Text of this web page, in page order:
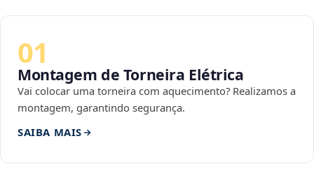
01
Montagem de Torneira Elétrica
Vai colocar uma torneira com aquecimento? Realizamos a
montagem, garantindo segurança.
SAIBA MAIS